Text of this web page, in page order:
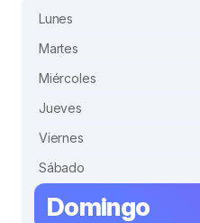
Lunes
Martes
Miércoles
Jueves
Viernes
Sábado
Domingo